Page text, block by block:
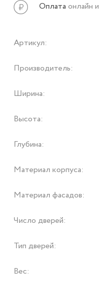
Оплата онлайн
Артикул:
Производитель:
Ширина:
Высота:
Глубина:
Материал корпуса:
Материал фасадов:
Число дверей:
Тип дверей:
Вес: